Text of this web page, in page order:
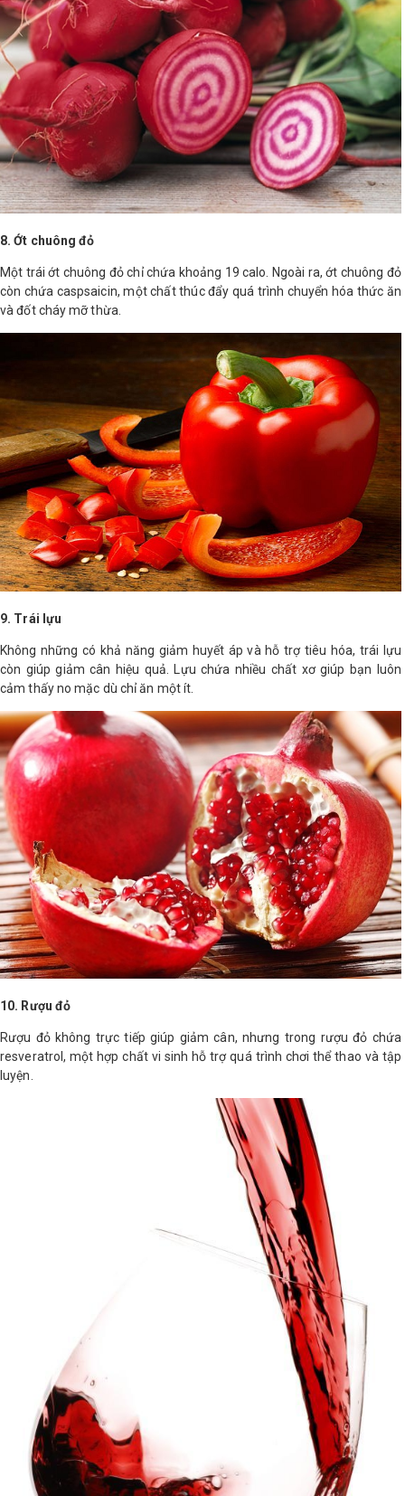
8. Ớt chuông đỏ
Một trái ớt chuông đỏ chỉ chứa khoảng 19 calo. Ngoài ra, ớt chuông đỏ
còn chứa caspsaicin, một chất thúc đẩy quá trình chuyển hóa thức ăn
và đốt cháy mỡ thừa.
9. Trái lựu
Không những có khả năng giảm huyết áp và hỗ trợ tiêu hóa, trái lựu
còn giúp giảm cân hiệu quả. Lựu chứa nhiều chất xơ giúp bạn luôn
cảm thấy no mặc dù chỉ ăn một ít.
10. Rượu đỏ
Rượu đỏ không trực tiếp giúp giảm cân, nhưng trong rượu đỏ chứa
resveratrol, một hợp chất vi sinh hỗ trợ quá trình chơi thể thao và tập
luyện.